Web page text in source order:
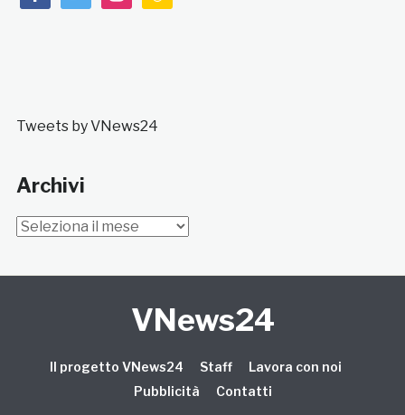
Tweets by VNews24
Archivi
Archivi
VNews24
Il progetto VNews24 Staff
Lavora con noi
Pubblicità
Contatti